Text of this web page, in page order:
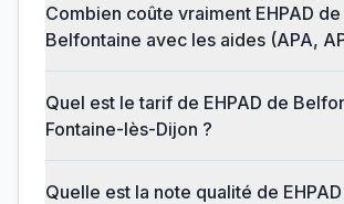
Combien coûte vraiment EHPAD de
Belfontaine avec les aides (APA,
Quel est le tarif de EHPAD de
Fontaine-lès-Dijon ?
Quelle est la note qualité de